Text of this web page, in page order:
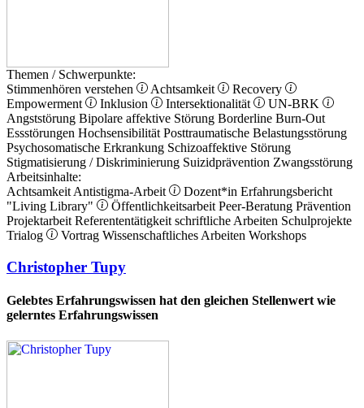
Themen / Schwerpunkte:
Stimmenhören verstehen
Achtsamkeit
Recovery
Empowerment
Inklusion Intersektionalität
UN-BRK
Angststörung Bipolare affektive Störung Borderline Burn-Out
Essstörungen Hochsensibilität Posttraumatische Belastungsstörung
Psychosomatische Erkrankung Schizoaffektive Störung
Stigmatisierung / Diskriminierung Suizidprävention Zwangsstörung
Arbeitsinhalte:
Achtsamkeit Antistigma-Arbeit Dozent*in Erfahrungsbericht
"Living Library"
Öffentlichkeitsarbeit Peer-Beratung Prävention
Projektarbeit Referententätigkeit schriftliche Arbeiten Schulprojekte
Trialog
Vortrag Wissenschaftliches Arbeiten Workshops
Christopher Tupy
Gelebtes Erfahrungswissen hat den gleichen Stellenwert wie
gelerntes Erfahrungswissen